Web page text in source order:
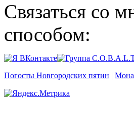
Связаться со
способом:
Погосты Новгородских пятин |